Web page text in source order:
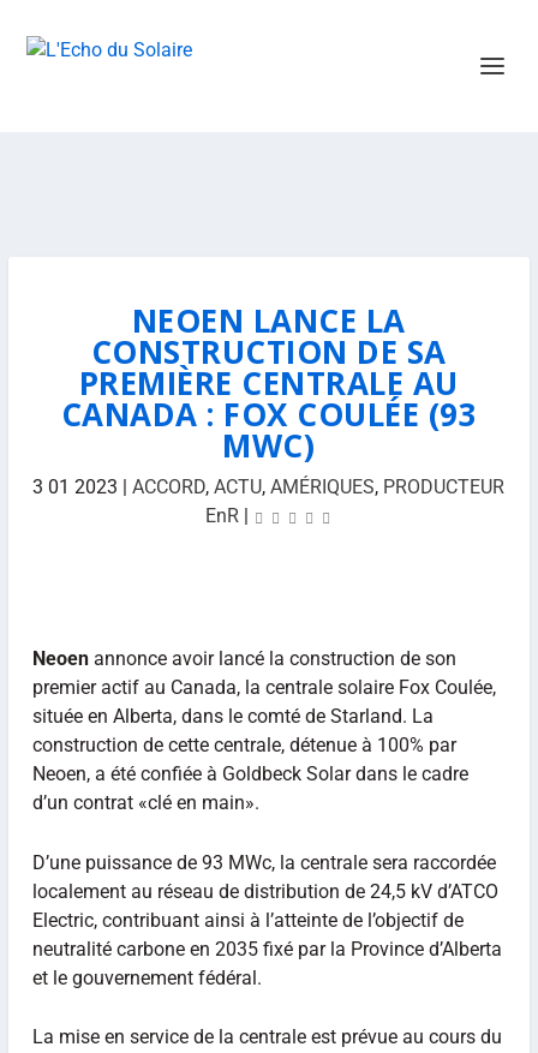
NEOEN LANCE LA
CONSTRUCTION DE SA
PREMIÈRE CENTRALE AU
CANADA : FOX COULÉE (93
MWC)
3 01 2023 |ACCORD,ACTU,AMÉRIQUES, PRODUCTEUR
EnR|
Neoenannonce avoir lancé la construction de son
premier actif au Canada, la centrale solaire Fox Coulée,
située en Alberta, dans le comté de Starland. La
construction de cette centrale, détenue à 100% par
Neoen, a été confiée à Goldbeck Solar dans le cadre
d’un contrat «clé en main».
D’une puissance de 93 MWc, la centrale sera raccordée
localement au réseau de distribution de 24,5 kV d’ATCO
Electric, contribuant ainsi à l’atteinte de l’objectif de
neutralité carbone en 2035 fixé par la Province d’Alberta
et le gouvernement fédéral.
La mise en service de la centrale est prévue au cours du